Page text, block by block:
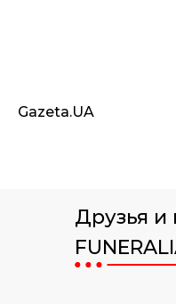
Gazeta.UA
Друзья и